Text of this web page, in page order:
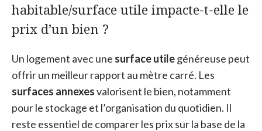
habitable/surface utile impacte-t-elle le
prix d’un bien ?
Un logement avec une surface utilegénéreuse peut
offrir un meilleur rapport au mètre carré. Les
surfaces annexesvalorisent le bien, notamment
pour le stockage et l’organisation du quotidien. Il
reste essentiel de comparer les prix sur la base de la